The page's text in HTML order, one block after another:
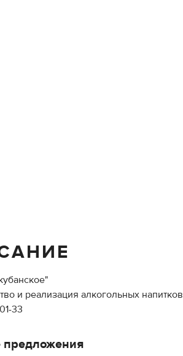
и реализация алкогольных напитков
33
предложения